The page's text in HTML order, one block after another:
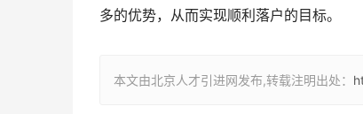
多的优势，从而实现顺利落户的目标。
本文由北京人才引进网发布,转载注明出处：